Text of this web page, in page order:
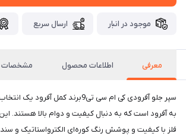
موجود در انبار ارسال سریع
معرفی اطلاعات محصول مشخصات
سپر جلو آفرودی کی ام سی تی9برند کمل
به آفرود است که به دنبال کیفیت و دوام بالا هستند.
فلز با کیفیت و پوشش رنگ کوره‌ای الکترواستاتیک و